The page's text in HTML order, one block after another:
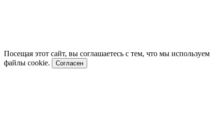
Посещая этот сайт, вы соглашаетесь с тем, что мы используем
файлы cookie.
Согласен